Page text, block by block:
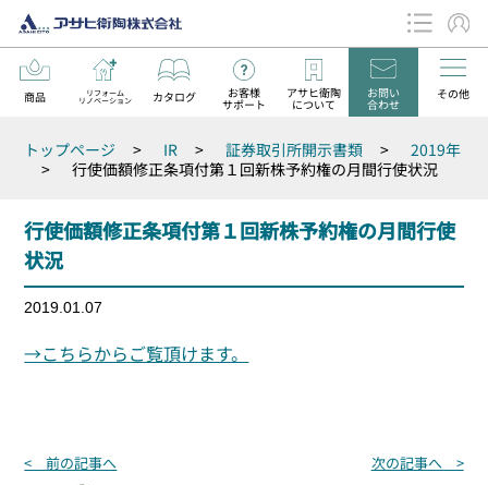
商品 リフォーム
リノベーション カタログ お客様
サポート
アサヒ衛陶
について
お問い
合わせ
その他
データダウンロード
お知らせ
トップページ > IR > 証券取引所開示書類 >
2019年
>
行使価額修正条項付第１回新株予約権の月間行使状況
行使価額修正条項付第１回新株予約権の月間行使
状況
2019.01.07
→こちらからご覧頂けます。
投
< 前の記事へ 次の記事へ >